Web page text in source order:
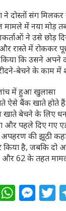
ने दोस्तों संग
में नया मोड़
ने उसे छोड़
रास्ते में रोककर
किया कि उसने अपने
बेचने के काम में
में हुआ खुलासा
ऐसे बैंक खाते होते
बेचने के लिए
और पहले दिए गए
की झूठी
किया है, जबकि दो
62 के तहत मामला
W M T